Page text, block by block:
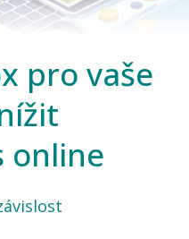
pro vaše
online